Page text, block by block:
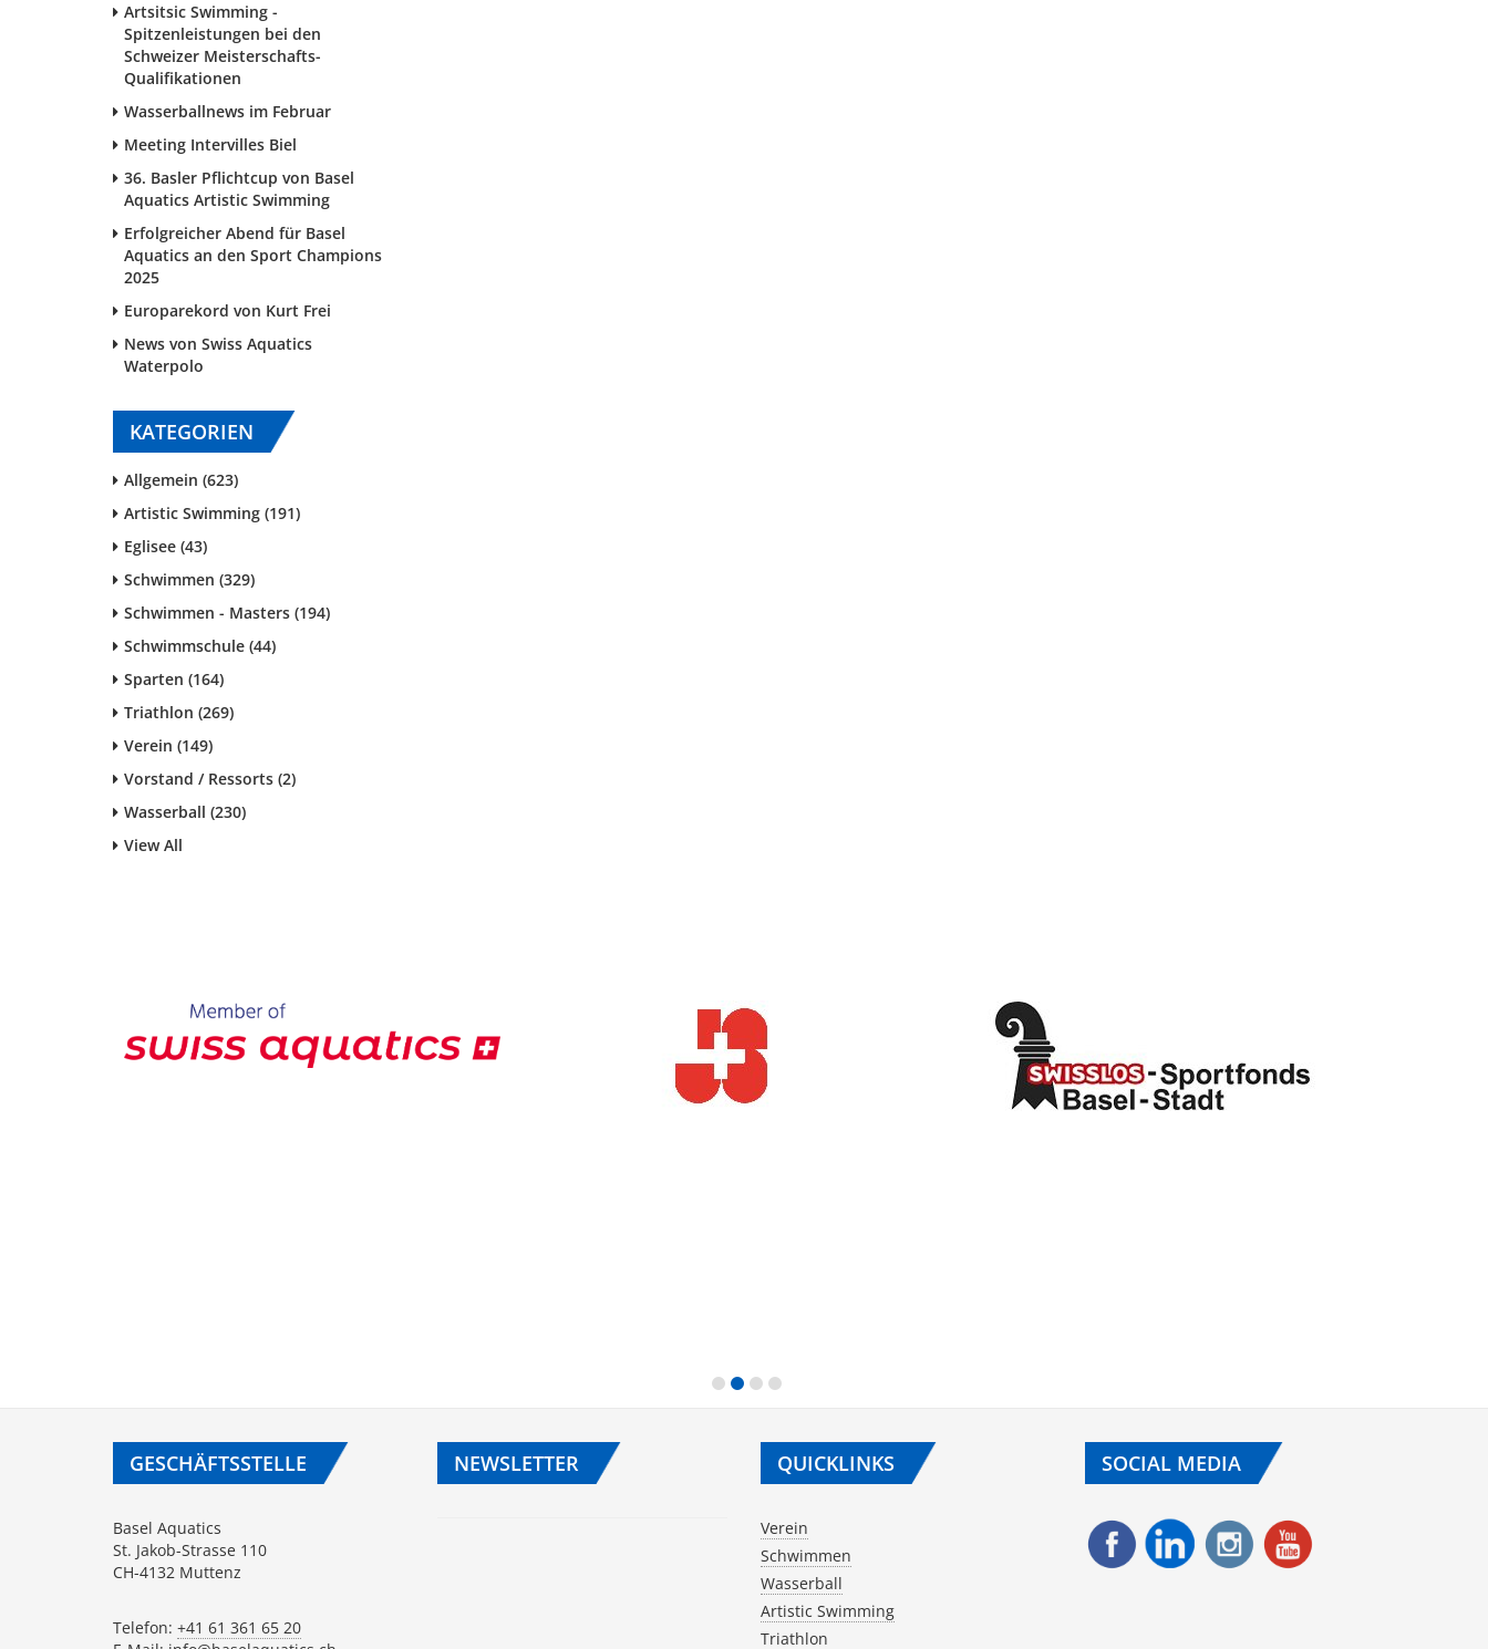
Artsitsic Swimming -
Spitzenleistungen bei den
Schweizer Meisterschafts-
Qualifikationen
Wasserballnews im Februar
Meeting Intervilles Biel
36. Basler Pflichtcup von Basel
Aquatics Artistic Swimming
Erfolgreicher Abend für Basel
Aquatics an den Sport Champions
2025
Europarekord von Kurt Frei
News von Swiss Aquatics
Waterpolo
KATEGORIEN
Allgemein (623)
Artistic Swimming (191)
Eglisee (43)
Schwimmen (329)
Schwimmen - Masters (194)
Schwimmschule (44)
Sparten (164)
Triathlon (269)
Verein (149)
Vorstand / Ressorts (2)
Wasserball (230)
View All
GESCHÄFTSSTELLE
Basel Aquatics
St. Jakob-Strasse 110
CH-4132 Muttenz
Telefon: +41 61 361 65 20
NEWSLETTER QUICKLINKS
Verein
Schwimmen
Wasserball
Artistic Swimming
Triathlon
SOCIAL MEDIA